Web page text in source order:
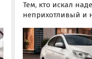
Тем, кто искал
неприхотливый и
может подойти
азиатских
Mitsubishi Attrage.